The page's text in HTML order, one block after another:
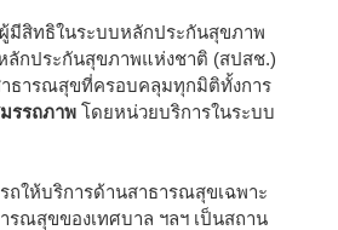
สิทธิในระบบหลักประกันสุขภาพ
กประกันสุขภาพแห่งชาติ (สปสช.)
าธารณสุขที่ครอบคลุมทุกมิติทั้งการ
รรถภาพ โดยหน่วยบริการในระบบ
ถให้บริการด้านสาธารณสุขเฉพาะ
รณสุขของเทศบาล ฯลฯ เป็นสถาน